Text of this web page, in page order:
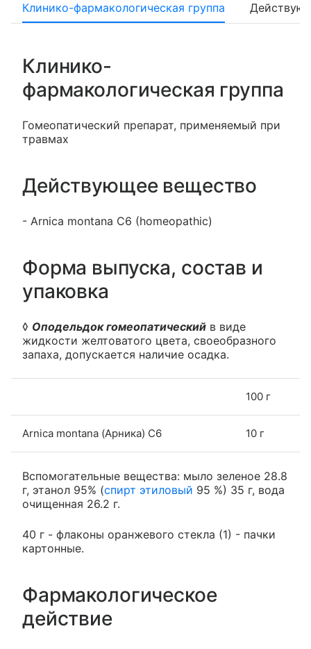
Клинико-фармакологическая группа
Клинико-
фармакологическая группа
Гомеопатический препарат, применяемый при
травмах
Действующее вещество
- Arniсa montana С6 (homeopathic)
Форма выпуска, состав и
упаковка
◊ Оподельдок гомеопатический в виде
жидкости желтоватого цвета, своеобразного
запаха, допускается наличие осадка.
100 г
Arnica montana (Арника) С6 10 г
Вспомогательные вещества: мыло зеленое 28.8
г, этанол 95% (спирт этиловый 95 %) 35 г, вода
очищенная 26.2 г.
40 г - флаконы оранжевого стекла (1) - пачки
картонные.
Фармакологическое
действие